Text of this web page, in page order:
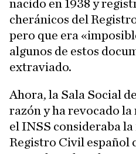
nacido en 1938 y
cheránicos del
pero que era
algunos de estos
extraviado.
Ahora, la Sala Social
razón y ha revocado
el INSS consideraba
Registro Civil español